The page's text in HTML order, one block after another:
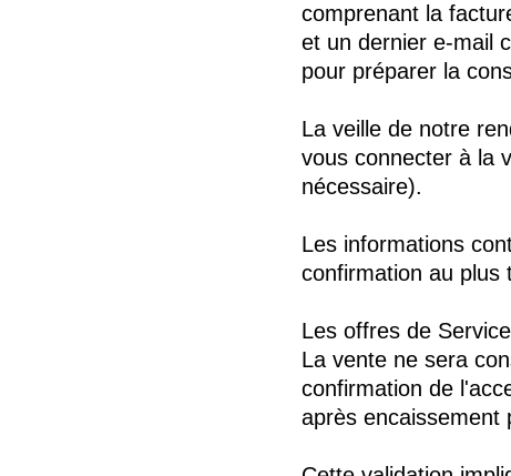
comprenant la
et un dernier e-mail
pour préparer la
La veille de notre
vous connecter à la
nécessaire).
Les informations
confirmation au plus
Les offres de
La vente ne sera
confirmation de
après encaissement